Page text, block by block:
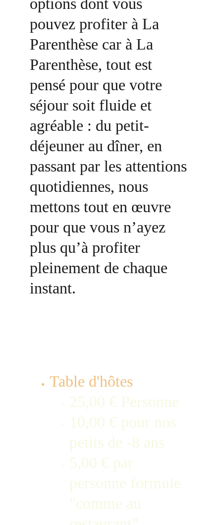
pouvez profiter à La
Parenthèse car à La
Parenthèse, tout est
pensé pour que votre
séjour soit fluide et
agréable : du petit-
déjeuner au dîner, en
passant par les attentions
quotidiennes, nous
mettons tout en œuvre
pour que vous n’ayez
plus qu’à profiter
pleinement de chaque
instant.
Table d'hôtes
25,00 € Personne
10,00 € pour nos
petits de -8 ans
5,00 € par
personne formule
"comme au